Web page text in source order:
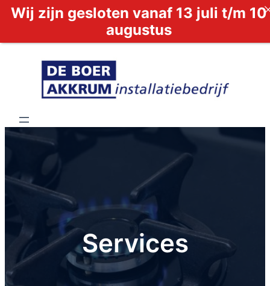
Services
Wij zijn gesloten vanaf 13 juli t/m 10
augustus